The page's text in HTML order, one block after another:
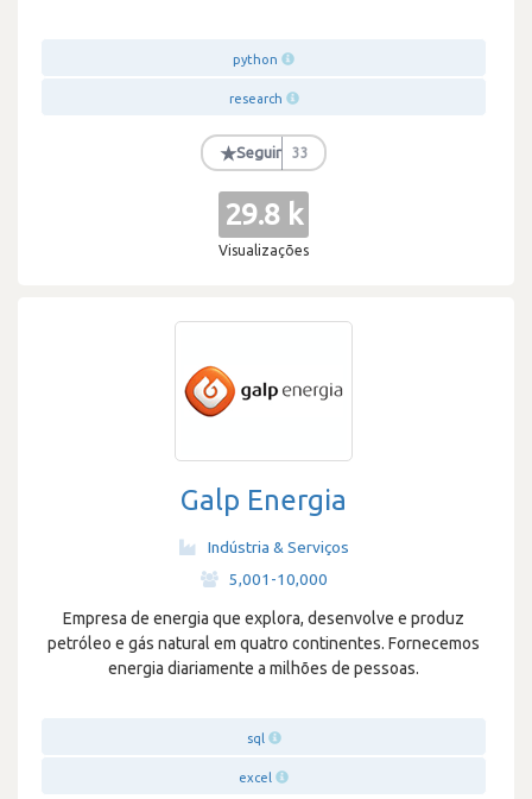
python
research
★Seguir 33
29.8 k
Visualizações
Galp Energia
Indústria & Serviços
5,001-10,000
Empresa de energia que explora, desenvolve e produz
petróleo e gás natural em quatro continentes. Fornecemos
energia diariamente a milhões de pessoas.
sql
excel